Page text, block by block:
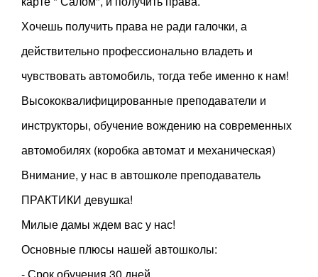
Хочешь получить права не ради галочки, а
действительно профессионально владеть и
чувствовать автомобиль, тогда тебе именно к нам!
Высококвалифицированные преподаватели и
инструкторы, обучение вождению на современных
автомобилях (коробка автомат и механическая)
Внимание, у нас в автошколе преподаватель
ПРАКТИКИ девушка!
Милые дамы ждем вас у нас!
Основные плюсы нашей автошколы: